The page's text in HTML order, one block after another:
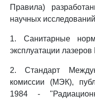
Правила)
научных
1. Санитарные
эксплуатации лазеров
2. Стандарт
комиссии (МЭК),
1984 -